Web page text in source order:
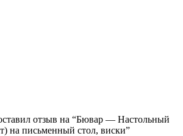
отзыв на “Бювар — Настольный
на письменный стол, виски”